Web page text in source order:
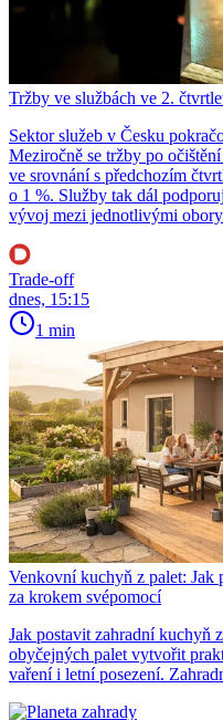
Tržby ve službách ve 2.
Sektor služeb v Česku
Meziročně se tržby po
ve srovnání s předchozím
o 1 %. Služby tak dál
vývoj mezi jednotlivými
Trade-off
dnes, 15:15
1 min
Venkovní kuchyň z palet: Jak
za krokem svépomocí
Jak postavit zahradní kuchyň
obyčejných palet vytvořit
vaření i letní posezení.